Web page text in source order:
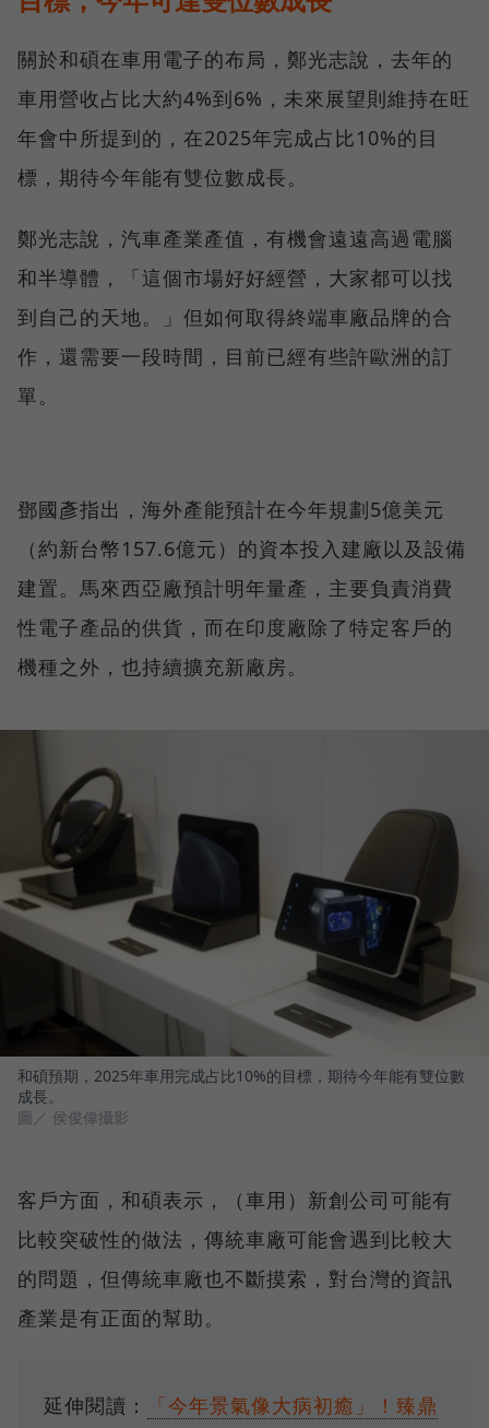
關於和碩在車用電子的布局，鄭光志說，去年的
車用營收占比大約4%到6%，未來展望則維持在旺
年會中所提到的，在2025年完成占比10%的目
標，期待今年能有雙位數成長。
鄭光志說，汽車產業產值，有機會遠遠高過電腦
和半導體，「這個市場好好經營，大家都可以找
到自己的天地。」但如何取得終端車廠品牌的合
作，還需要一段時間，目前已經有些許歐洲的訂
單。
鄧國彥指出，海外產能預計在今年規劃5億美元
（約新台幣157.6億元）的資本投入建廠以及設備
建置。馬來西亞廠預計明年量產，主要負責消費
性電子產品的供貨，而在印度廠除了特定客戶的
機種之外，也持續擴充新廠房。
和碩預期，2025年車用完成占比10%的目標，期待今年能有雙位數
成長。
圖／ 侯俊偉攝影
客戶方面，和碩表示，（車用）新創公司可能有
比較突破性的做法，傳統車廠可能會遇到比較大
的問題，但傳統車廠也不斷摸索，對台灣的資訊
產業是有正面的幫助。
延伸閱讀：
「今年景氣像大病初癒」！臻鼎